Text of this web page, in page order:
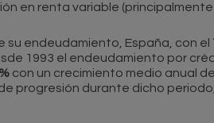
en renta variable (principalmente
su endeudamiento, España, con el
1993 el endeudamiento por
con un crecimiento medio anual del
progresión durante dicho